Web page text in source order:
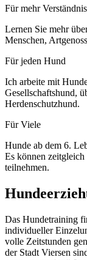
Für mehr Verständnis
Lernen Sie mehr
Menschen,
Für jeden Hund
Ich arbeite mit
Gesellschaftshund,
Herdenschutzhund.
Für Viele
Hunde ab dem 6.
Es können
teilnehmen.
Das Hundetraining
individueller
volle Zeitstunden
der Stadt Viersen